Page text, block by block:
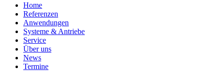
Home
Referenzen
Anwendungen
Systeme & Antriebe
Service
Über uns
News
Termine